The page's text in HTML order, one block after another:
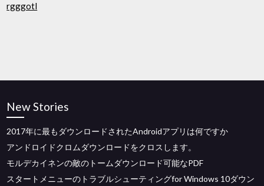
rgggotl
New Stories
2017年に最もダウンロードされたAndroidアプリは何ですか
アンドロイドクロムダウンロードをクロスします。
モルデカイネンの敵のトームダウンロード可能なPDF
スタートメニューのトラブルシューティングfor Windows 10ダウン